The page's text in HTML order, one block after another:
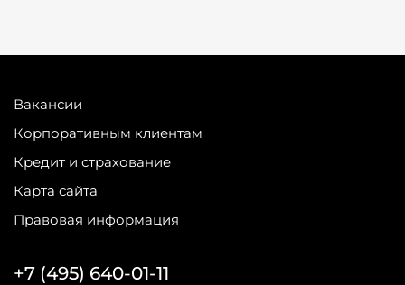
Вакансии
Корпоративным клиентам
Кредит и страхование
Карта сайта
Правовая информация
+7 (495) 640-01-11